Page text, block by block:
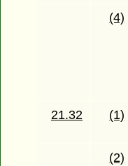
(4)
21.32
(1)
(2)